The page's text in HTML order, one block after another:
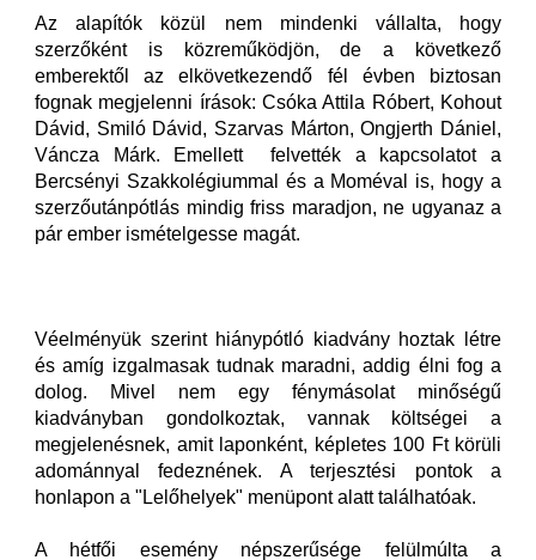
Az alapítók közül nem mindenki vállalta, hogy
szerzőként is közreműködjön, de a következő
emberektől az elkövetkezendő fél évben biztosan
fognak megjelenni írások: Csóka Attila Róbert, Kohout
Dávid, Smiló Dávid, Szarvas Márton, Ongjerth Dániel,
Váncza Márk. Emellett felvették a kapcsolatot a
Bercsényi Szakkolégiummal és a Moméval is, hogy a
szerzőutánpótlás mindig friss maradjon, ne ugyanaz a
pár ember ismételgesse magát.
Véelményük szerint hiánypótló kiadvány hoztak létre
és amíg izgalmasak tudnak maradni, addig élni fog a
dolog. Mivel nem egy fénymásolat minőségű
kiadványban gondolkoztak, vannak költségei a
megjelenésnek, amit laponként, képletes 100 Ft körüli
adománnyal fedeznének. A terjesztési pontok a
honlapon a "Lelőhelyek" menüpont alatt találhatóak.
A hétfői esemény népszerűsége felülmúlta a